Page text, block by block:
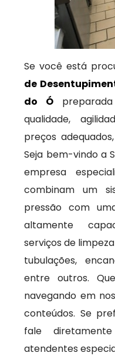
Se você está
de
do Ó
qualidade,
preços
Seja bem-vindo a
empresa
combinam um
pressão com
altamente
serviços de
tubulações,
entre outros.
navegando em
conteúdos. Se
fale
atendentes